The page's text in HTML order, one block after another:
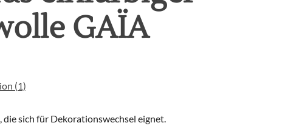
GAÏA
(1)
sich für Dekorationswechsel eignet.